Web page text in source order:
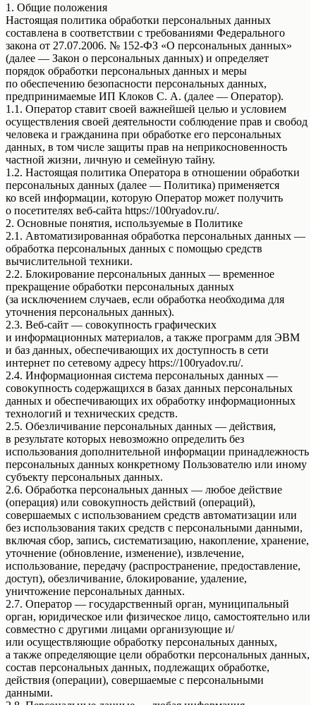
1. Общие положения
Настоящая политика обработки персональных данных
составлена в соответствии с требованиями Федерального
закона от 27.07.2006. № 152-ФЗ «О персональных данных»
(далее — Закон о персональных данных) и определяет
порядок обработки персональных данных и меры
по обеспечению безопасности персональных данных,
предпринимаемые ИП Клоков С. А. (далее — Оператор).
1.1. Оператор ставит своей важнейшей целью и условием
осуществления своей деятельности соблюдение прав и свобод
человека и гражданина при обработке его персональных
данных, в том числе защиты прав на неприкосновенность
частной жизни, личную и семейную тайну.
1.2. Настоящая политика Оператора в отношении обработки
персональных данных (далее — Политика) применяется
ко всей информации, которую Оператор может получить
о посетителях веб-сайта https://100ryadov.ru/.
2. Основные понятия, используемые в Политике
2.1. Автоматизированная обработка персональных данных —
обработка персональных данных с помощью средств
вычислительной техники.
2.2. Блокирование персональных данных — временное
прекращение обработки персональных данных
(за исключением случаев, если обработка необходима для
уточнения персональных данных).
2.3. Веб-сайт — совокупность графических
и информационных материалов, а также программ для ЭВМ
и баз данных, обеспечивающих их доступность в сети
интернет по сетевому адресу https://100ryadov.ru/.
2.4. Информационная система персональных данных —
совокупность содержащихся в базах данных персональных
данных и обеспечивающих их обработку информационных
технологий и технических средств.
2.5. Обезличивание персональных данных — действия,
в результате которых невозможно определить без
использования дополнительной информации принадлежность
персональных данных конкретному Пользователю или иному
субъекту персональных данных.
2.6. Обработка персональных данных — любое действие
(операция) или совокупность действий (операций),
совершаемых с использованием средств автоматизации или
без использования таких средств с персональными данными,
включая сбор, запись, систематизацию, накопление, хранение,
уточнение (обновление, изменение), извлечение,
использование, передачу (распространение, предоставление,
доступ), обезличивание, блокирование, удаление,
уничтожение персональных данных.
2.7. Оператор — государственный орган, муниципальный
орган, юридическое или физическое лицо, самостоятельно или
совместно с другими лицами организующие и/
или осуществляющие обработку персональных данных,
а также определяющие цели обработки персональных данных,
состав персональных данных, подлежащих обработке,
действия (операции), совершаемые с персональными
данными.